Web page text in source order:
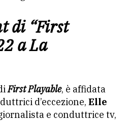
di “First
a La
First Playable, è affidata
d’eccezione, Elle
e conduttrice tv,